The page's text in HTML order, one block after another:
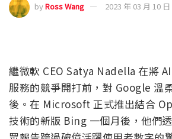
byRoss Wang 2023 年 03 月 10 日
繼微軟 CEO Satya Nadella 在將
服務的競爭開打前，對 Google 溫
後。在 Microsoft 正式推出結合
技術的新版 Bing 一個月後，他們